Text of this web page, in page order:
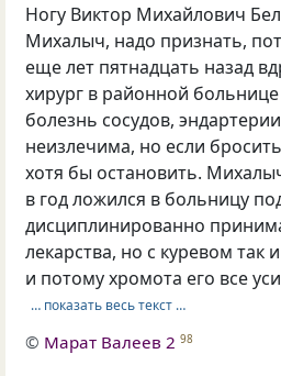
Ногу Виктор Михайлович
Михалыч, надо признать,
еще лет пятнадцать назад
хирург в районной больнице
болезнь сосудов,
неизлечима, но если
хотя бы остановить.
в год ложился в больницу
дисциплинированно
лекарства, но с куревом так
и потому хромота его все
… показать весь текст …
© Марат Валеев 2 98